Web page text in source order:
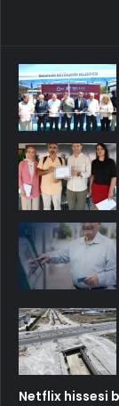
Netflix hissesi